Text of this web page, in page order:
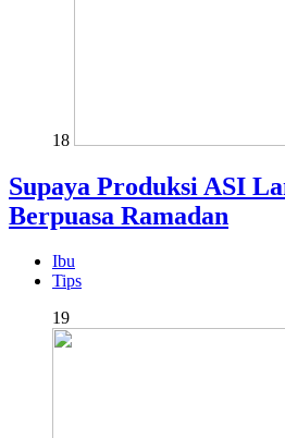
18
Supaya Produksi ASI
Berpuasa Ramadan
Ibu
Tips
19